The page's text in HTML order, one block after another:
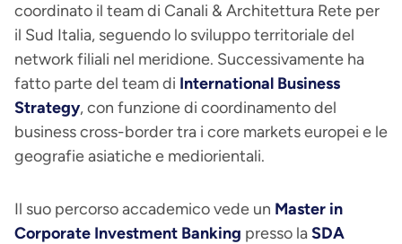
coordinato il team di Canali & Architettura Rete per
il Sud Italia, seguendo lo sviluppo territoriale del
network filiali nel meridione. Successivamente ha
fatto parte del team di International Business
Strategy, con funzione di coordinamento del
business cross-border tra i core markets europei e le
geografie asiatiche e mediorientali.
Il suo percorso accademico vede un Master in
Corporate Investment Banking presso laSDA